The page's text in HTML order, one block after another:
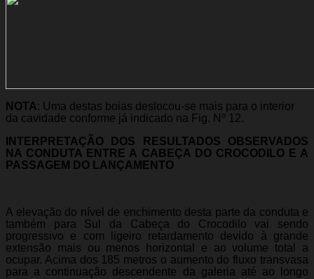
NOTA : Uma destas boias deslocou-se mais para o interior
da cavidade conforme já indicado na Fig. Nº 12.
INTERPRETAÇÃO DOS RESULTADOS OBSERVADOS
NA CONDUTA ENTRE A CABEÇA DO CROCODILO E A
PASSAGEM DO LANÇAMENTO
A elevação do nível de enchimento desta parte da conduta e
também para Sul da Cabeça do Crocodilo vai sendo
progressivo e com ligeiro retardamento devido à grande
extensão mais ou menos horizontal e ao volume total a
ocupar. Acima dos 185 metros o aumento do fluxo transvasa
para a continuação descendente da galeria até ao longo